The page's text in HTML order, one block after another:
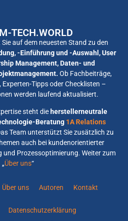
TECH.WORLD
Sie auf dem neuesten Stand zu den
-Einführung und -Auswahl, User
Management, Daten- und
Ob Fachbeiträge,
Experten-Tipps oder Checklisten –
werden laufend aktualisiert.
steht die herstellerneutrale
Beratung 1A Relations
Team unterstützt Sie zusätzlich zu
auch bei kundenorientierter
und Prozessoptimierung. Weiter zum
„Über uns“
Über uns Autoren Kontakt
Datenschutzerklärung